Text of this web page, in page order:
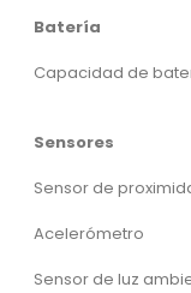
Batería
Capacidad de
Sensores
Sensor de
Acelerómetro
Sensor de luz